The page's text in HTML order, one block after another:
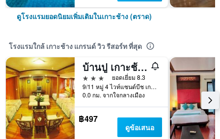
ดูโรงแรมยอดนิยมเพิ่มเติมในเกาะช้าง (ตราด)
โรงแรมใกล้ เกาะช้าง แกรนด์ วิว รีสอร์ท ที่สุด
บ้านปู เกาะช้าง รีสอร์ท
3 ดาว
ยอดเยี่ยม 8.3
9/11 หมู่ 4 ไวท์แซนด์บีช เกาะช้าง ตราด, เกาะช้าง (ตราด), ประเทศไทย
0.0 กม. จากใจกลางเมือง
฿497
ดูข้อเสนอ